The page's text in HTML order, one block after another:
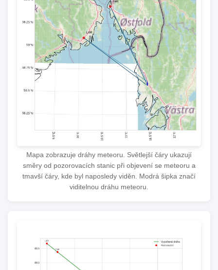
Mapa zobrazuje dráhy meteoru. Světlejší čáry ukazují
směry od pozorovacích stanic při objevení se meteoru a
tmavší čáry, kde byl naposledy viděn. Modrá šipka značí
viditelnou dráhu meteoru.